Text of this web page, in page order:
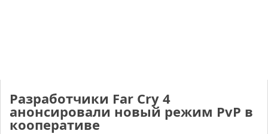
Разработчики Far Cry 4
анонсировали новый режим PvP в
кооперативе